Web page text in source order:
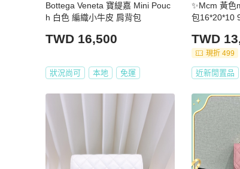
Bottega Veneta 寶緹嘉 Mini Pouc
h 白色 編織小牛皮 肩背包
TWD 16,500
狀況尚可 本地 免運
✨Mcm 黃色
包16*20*10
TWD
現折 499
近新閒置品